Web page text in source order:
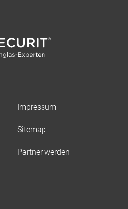
Impressum
Sitemap
Partner werden